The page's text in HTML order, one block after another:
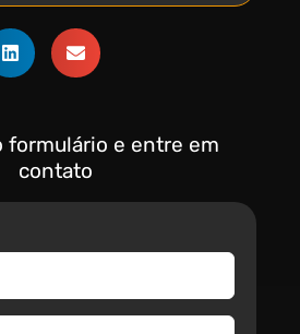
formulário e entre em
contato